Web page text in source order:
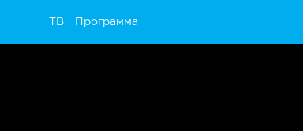
ТВ
Программа